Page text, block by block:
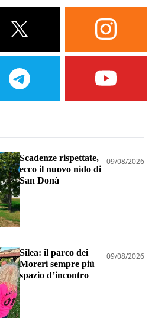
Scadenze rispettate,
ecco il nuovo nido di
San Donà
09/08/2026
Silea: il parco dei
Moreri sempre più
spazio d’incontro
09/08/2026